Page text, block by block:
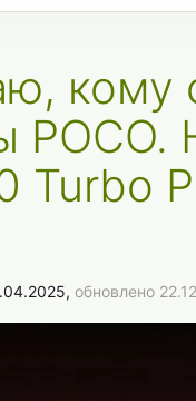
кому
POCO.
Turbo
обновлено